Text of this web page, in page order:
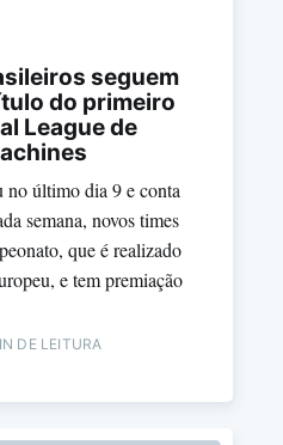
seguem
do primeiro
League de
no último dia 9 e conta
semana, novos times
que é realizado
e tem premiação
DE LEITURA